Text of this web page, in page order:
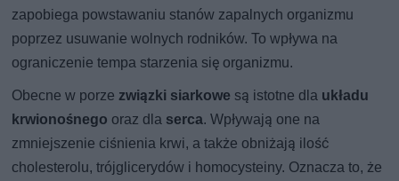
zapobiega powstawaniu stanów zapalnych organizmu
poprzez usuwanie wolnych rodników. To wpływa na
ograniczenie tempa starzenia się organizmu.
Obecne w porze związki siarkowe są istotne dla układu
krwionośnego oraz dla serca. Wpływają one na
zmniejszenie ciśnienia krwi, a także obniżają ilość
cholesterolu, trójglicerydów i homocysteiny. Oznacza to, że